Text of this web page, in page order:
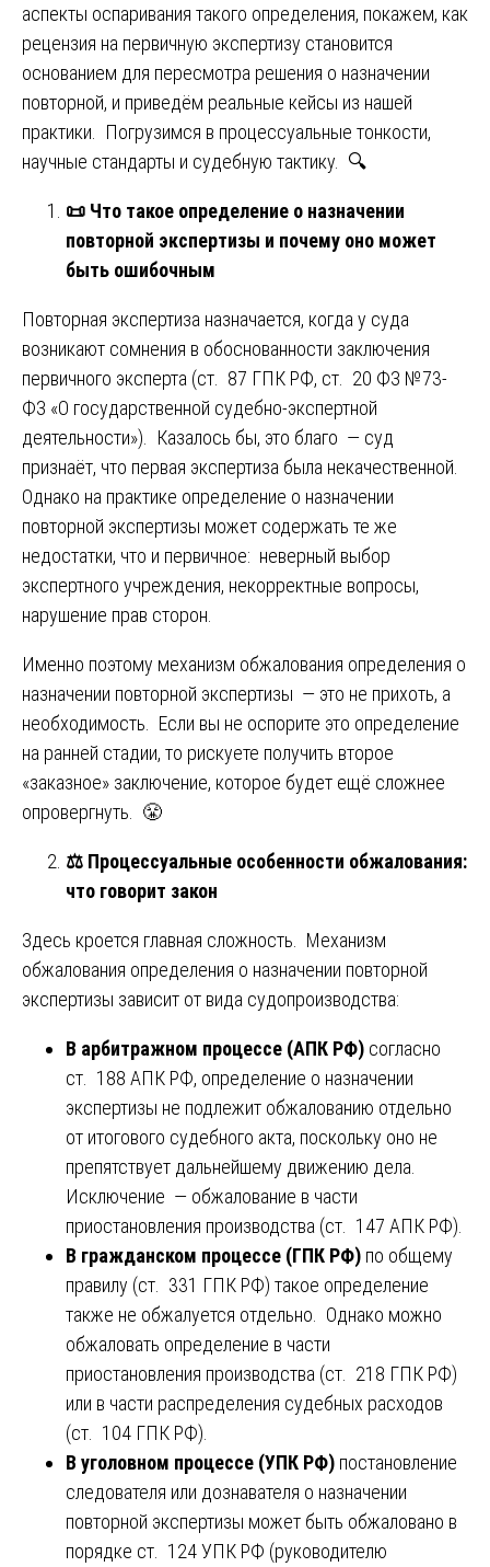
аспекты оспаривания такого определения, покажем, как
рецензия на первичную экспертизу становится
основанием для пересмотра решения о назначении
повторной, и приведём реальные кейсы из нашей
практики. Погрузимся в процессуальные тонкости,
научные стандарты и судебную тактику. 🔍
📜 Что такое определение о назначении
повторной экспертизы и почему оно может
быть ошибочным
Повторная экспертиза назначается, когда у суда
возникают сомнения в обоснованности заключения
первичного эксперта (ст. 87 ГПК РФ, ст. 20 ФЗ №73-
ФЗ «О государственной судебно-экспертной
деятельности»). Казалось бы, это благо — суд
признаёт, что первая экспертиза была некачественной.
Однако на практике определение о назначении
повторной экспертизы может содержать те же
недостатки, что и первичное: неверный выбор
экспертного учреждения, некорректные вопросы,
нарушение прав сторон.
Именно поэтому механизм обжалования определения о
назначении повторной экспертизы — это не прихоть, а
необходимость. Если вы не оспорите это определение
на ранней стадии, то рискуете получить второе
«заказное» заключение, которое будет ещё сложнее
опровергнуть. 😤
⚖️ Процессуальные особенности обжалования:
что говорит закон
Здесь кроется главная сложность. Механизм
обжалования определения о назначении повторной
экспертизы зависит от вида судопроизводства:
В арбитражном процессе (АПК РФ) согласно
ст. 188 АПК РФ, определение о назначении
экспертизы не подлежит обжалованию отдельно
от итогового судебного акта, поскольку оно не
препятствует дальнейшему движению дела.
Исключение — обжалование в части
приостановления производства (ст. 147 АПК РФ).
В гражданском процессе (ГПК РФ) по общему
правилу (ст. 331 ГПК РФ) такое определение
также не обжалуется отдельно. Однако можно
обжаловать определение в части
приостановления производства (ст. 218 ГПК РФ)
или в части распределения судебных расходов
(ст. 104 ГПК РФ).
В уголовном процессе (УПК РФ) постановление
следователя или дознавателя о назначении
повторной экспертизы может быть обжаловано в
порядке ст. 124 УПК РФ (руководителю